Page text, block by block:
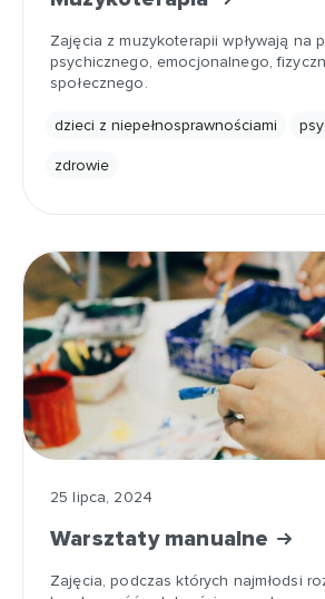
Zajęcia z muzykoterapii wpływają na
psychicznego, emocjonalnego,
społecznego.
dzieci z niepełnosprawnościami
zdrowie
25 lipca, 2024
Warsztaty manualne
Zajęcia, podczas których najmłodsi